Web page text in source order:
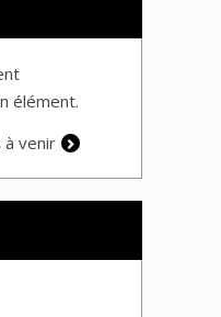
élément.
venir